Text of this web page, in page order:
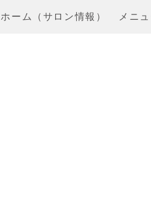
ホーム（サロン情報） メニ